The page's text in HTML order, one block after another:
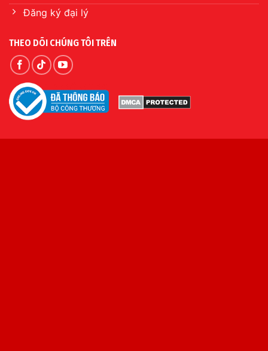
Đăng ký đại lý
THEO DÕI CHÚNG TÔI TRÊN